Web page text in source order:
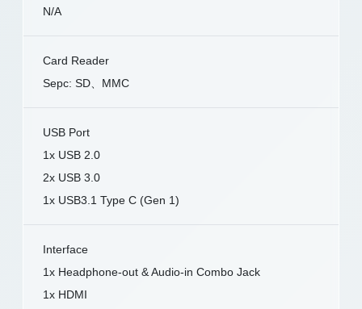
N/A
Card Reader
Sepc: SD、MMC
USB Port
1x USB 2.0
2x USB 3.0
1x USB3.1 Type C (Gen 1)
Interface
1x Headphone-out & Audio-in Combo Jack
1x HDMI